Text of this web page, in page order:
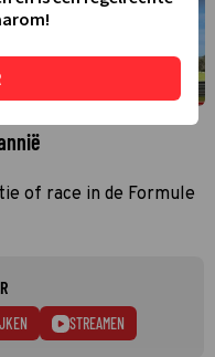
of race in de Formule
STREAMEN